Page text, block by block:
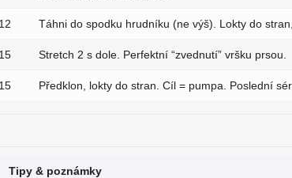
Táhni do spodku hrudníku (ne výš). Lokty do stran,
Stretch 2 s dole. Perfektní “zvednutí” vršku prsou.
Předklon, lokty do stran. Cíl = pumpa. Poslední
Tipy & poznámky